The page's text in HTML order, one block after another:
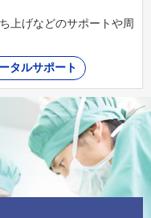
上げなどのサポートや周
タルサポート